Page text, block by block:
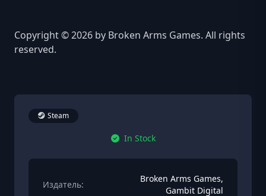
Copyright © 2026 by Broken Arms Games. All rights
reserved.
Steam
In Stock
Издатель:
Broken Arms Games,
Gambit Digital